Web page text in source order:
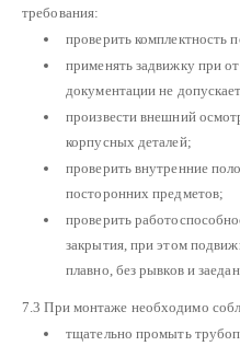
требования:
проверить комплектность
применять задвижку при
документации не
произвести внешний
корпусных деталей;
проверить внутренние
посторонних предметов;
проверить
закрытия, при этом
плавно, без рывков и
7.3 При монтаже необходимо
тщательно промыть